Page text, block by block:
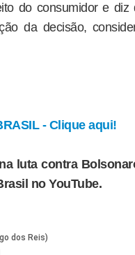
do consumidor e
da decisão,
- Clique aqui!
luta contra
no YouTube.